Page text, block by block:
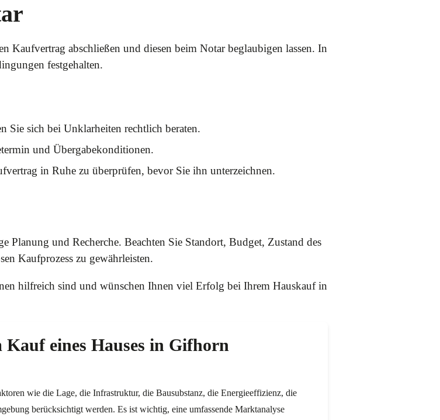
Kaufvertrag abschließen und diesen beim Notar beglaubigen lassen. In
festgehalten.
Sie sich bei Unklarheiten rechtlich beraten.
und Übergabekonditionen.
in Ruhe zu überprüfen, bevor Sie ihn unterzeichnen.
Planung und Recherche. Beachten Sie Standort, Budget, Zustand des
Kaufprozess zu gewährleisten.
hilfreich sind und wünschen Ihnen viel Erfolg bei Ihrem Hauskauf in
eines Hauses in Gifhorn
wie die Lage, die Infrastruktur, die Bausubstanz, die Energieeffizienz, die
berücksichtigt werden. Es ist wichtig, eine umfassende Marktanalyse